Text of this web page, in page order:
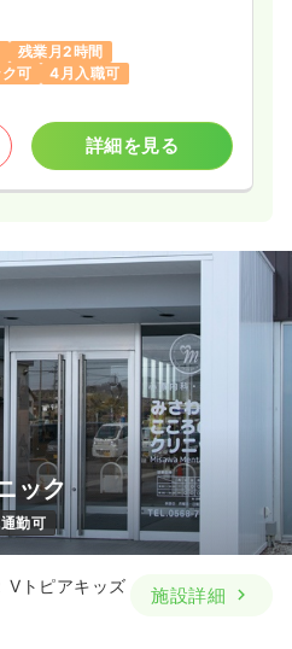
残業月2時間
可
4月入職可
詳細を見る
ック
勤可
Vトピアキッズ
施設詳細